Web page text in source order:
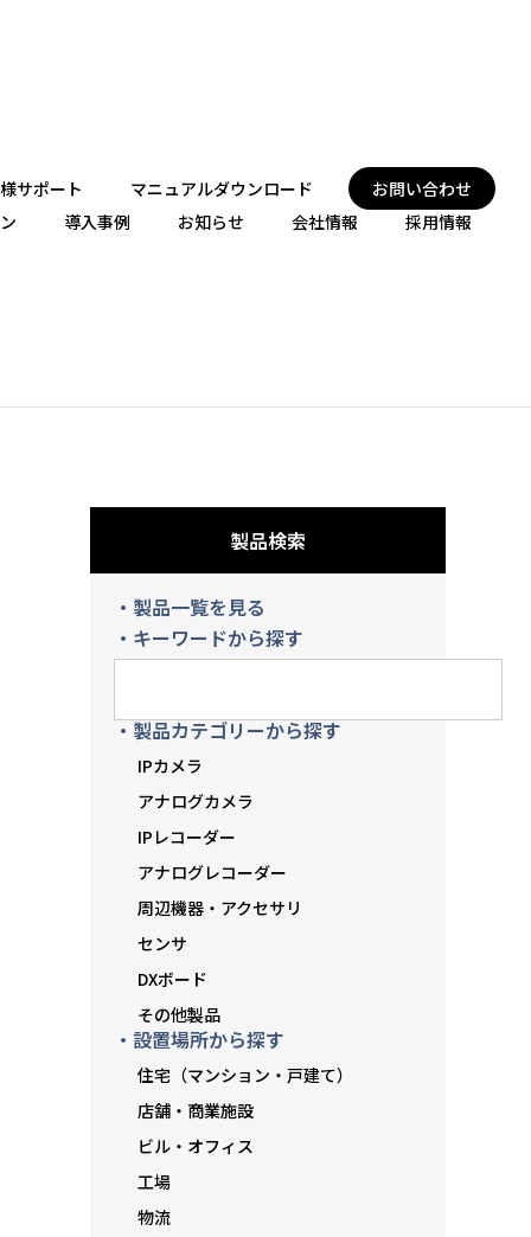
サポート マニュアルダウンロード
お問い合わせ
導入事例 お知らせ 会社情報 採用情報
製品検索
・製品一覧を見る
・キーワードから探す
・製品カテゴリーから探す
IPカメラ
アナログカメラ
IPレコーダー
アナログレコーダー
周辺機器・アクセサリ
センサ
DXボード
その他製品
・設置場所から探す
住宅（マンション・戸建て）
店舗・商業施設
ビル・オフィス
工場
物流